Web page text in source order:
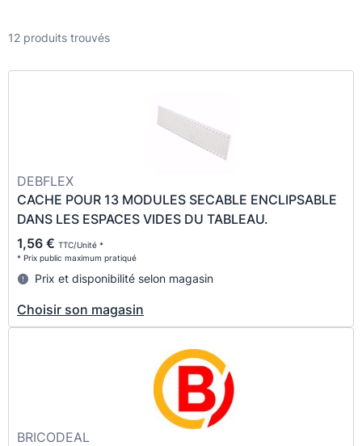
12 produits trouvés
DEBFLEX
CACHE POUR 13 MODULES SECABLE ENCLIPSABLE
DANS LES ESPACES VIDES DU TABLEAU.
1,56 € TTC/Unité *
* Prix public maximum pratiqué
Prix et disponibilité selon magasin
Choisir son magasin
BRICODEAL